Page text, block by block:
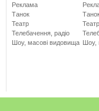
Реклама
Танок
Театр
Телебачення, радіо
Шоу, масові видовища
Театр
Шоу,